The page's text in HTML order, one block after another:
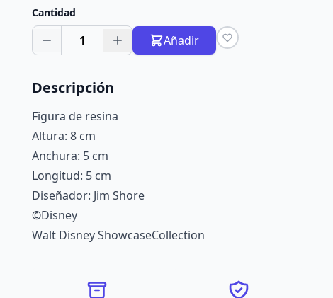
Cantidad
1 Añadir
Descripción
Figura de resina
Altura: 8 cm
Anchura: 5 cm
Longitud: 5 cm
Diseñador: Jim Shore
©Disney
Walt Disney ShowcaseCollection